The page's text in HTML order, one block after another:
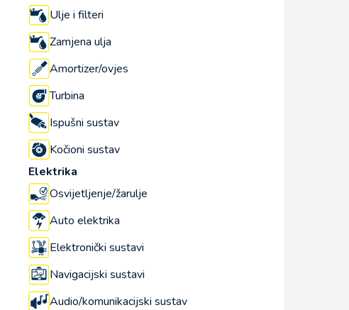
Ulje i filteri
Zamjena ulja
Amortizer/ovjes
Turbina
Ispušni sustav
Kočioni sustav
Elektrika
Osvijetljenje/žarulje
Auto elektrika
Elektronički sustavi
Navigacijski sustavi
Audio/komunikacijski sustav